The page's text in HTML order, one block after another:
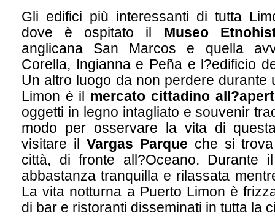
Gli edifici più interessanti di tutta
dove è ospitato il Museo
anglicana San Marcos e quella
Corella, Ingianna e Peña e l?edificio
Un altro luogo da non perdere durante
Limon è il mercato cittadino
oggetti in legno intagliato e souvenir
modo per osservare la vita di
visitare il Vargas Parque che si
città, di fronte all?Oceano. Durante
abbastanza tranquilla e rilassata
La vita notturna a Puerto Limon è
di bar e ristoranti disseminati in tutta la